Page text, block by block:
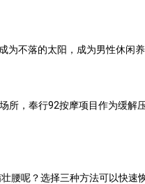
为不落的太阳，成为男性休闲养
所，奉行92按摩项目作为缓解
腰呢？选择三种方法可以快速